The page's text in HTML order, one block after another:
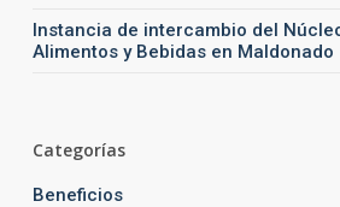
Instancia de intercambio del
Alimentos y Bebidas en Maldonado
Categorías
Beneficios